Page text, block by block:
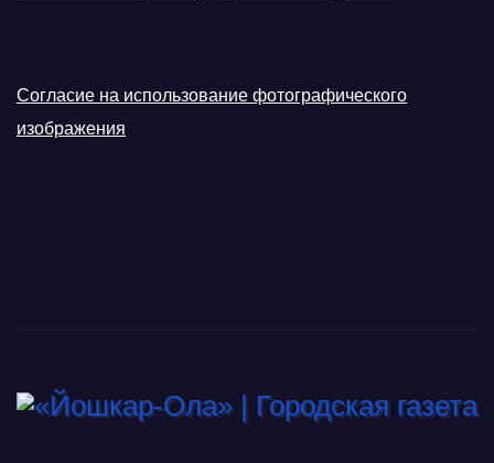
Согласие на использование фотографического
изображения